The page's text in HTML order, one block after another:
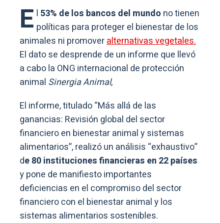
E l 53% de los bancos del mundo no tienen
políticas para proteger el bienestar de los
animales ni promoveralternativas vegetales.
El dato se desprende de un informe que llevó
a cabo la ONG internacional de protección
animal Sinergia Animal,
El informe, titulado “Más allá de las
ganancias: Revisión global del sector
financiero en bienestar animal y sistemas
alimentarios”, realizó un análisis “exhaustivo”
de 80 instituciones financieras en 22 países
y pone de manifiesto importantes
deficiencias en el compromiso del sector
financiero con el bienestar animal y los
sistemas alimentarios sostenibles.